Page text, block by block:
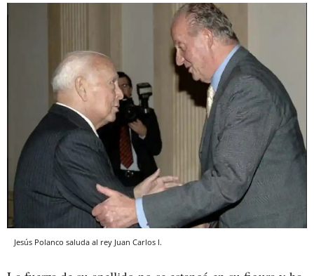
Jesús Polanco saluda al rey Juan Carlos I.